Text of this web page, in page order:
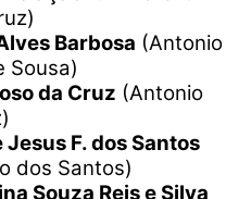
Barbosa (Antonio
Sousa)
da Cruz (Antonio
F. dos Santos
dos Santos)
Souza Reis e Silva